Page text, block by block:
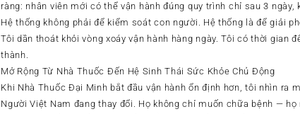
ràng: nhân viên mới có thể vận hành đúng quy trình chỉ sau 3
Hệ thống không phải để kiểm soát con người. Hệ thống là để giải
Tôi dần thoát khỏi vòng xoáy vận hành hàng ngày. Tôi có thời gian
thành.
Mở Rộng Từ Nhà Thuốc Đến Hệ Sinh Thái Sức Khỏe Chủ Động
Khi Nhà Thuốc Đại Minh bắt đầu vận hành ổn định hơn, tôi nhìn ra
Người Việt Nam đang thay đổi. Họ không chỉ muốn chữa bệnh —